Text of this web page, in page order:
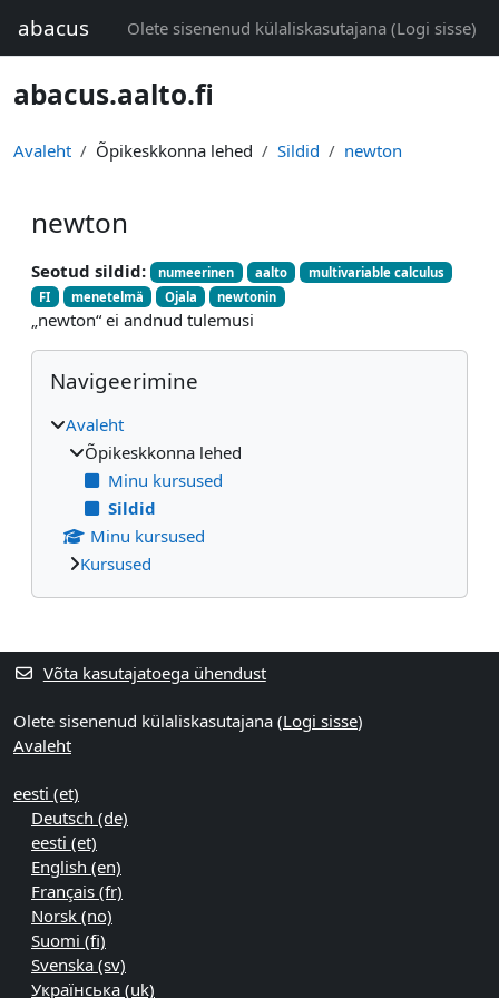
abacus Olete sisenenud külaliskasutajana (Logi sisse)
abacus.aalto.fi
Avaleht Õpikeskkonna lehed Sildid newton
newton
Seotud sildid: numeerinen aalto
multivariable calculus
FI
menetelmä Ojala newtonin
„newton“ ei andnud tulemusi
Plokid
Jäta vahele Navigeerimine
Navigeerimine
Avaleht
Õpikeskkonna lehed
Minu kursused
Sildid
Minu kursused
Kursused
Supplementary blocks
Võta kasutajatoega ühendust
Olete sisenenud külaliskasutajana (Logi sisse)
Avaleht
eesti ‎(et)‎
Deutsch ‎(de)‎
eesti ‎(et)‎
English ‎(en)‎
Français ‎(fr)‎
Norsk ‎(no)‎
Suomi ‎(fi)‎
Svenska ‎(sv)‎
Українська ‎(uk)‎